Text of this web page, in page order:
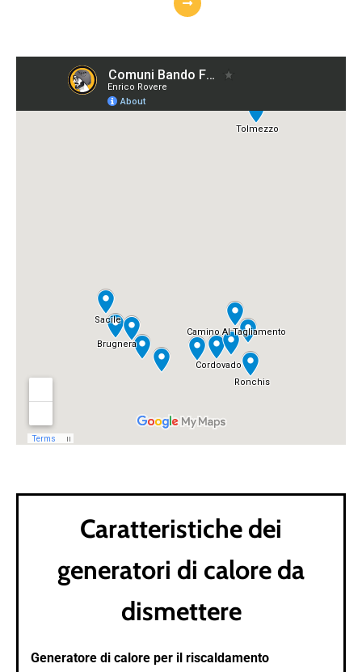
Caratteristiche dei
generatori di calore da
dismettere
Generatore di calore per il riscaldamento